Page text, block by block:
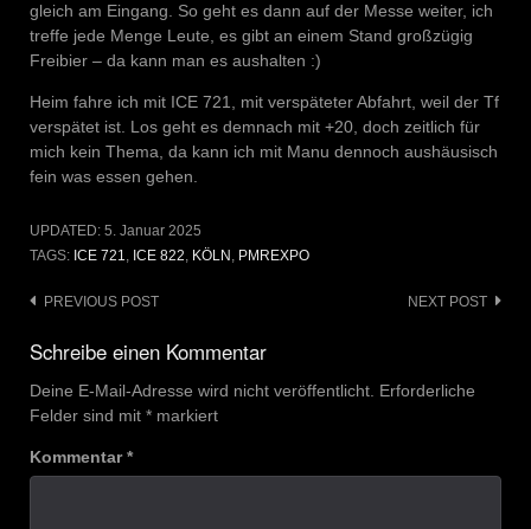
gleich am Eingang. So geht es dann auf der Messe weiter, ich
treffe jede Menge Leute, es gibt an einem Stand großzügig
Freibier – da kann man es aushalten :)
Heim fahre ich mit ICE 721, mit verspäteter Abfahrt, weil der Tf
verspätet ist. Los geht es demnach mit +20, doch zeitlich für
mich kein Thema, da kann ich mit Manu dennoch aushäusisch
fein was essen gehen.
UPDATED: 5. Januar 2025
TAGS: ICE 721, ICE 822, KÖLN , PMREXPO
Post
navigation
PREVIOUS POST NEXT POST
Schreibe einen Kommentar
Deine E-Mail-Adresse wird nicht veröffentlicht. Erforderliche
Felder sind mit * markiert
Kommentar*